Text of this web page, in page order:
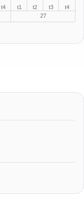
t4
t1
27
t2 t3 t4